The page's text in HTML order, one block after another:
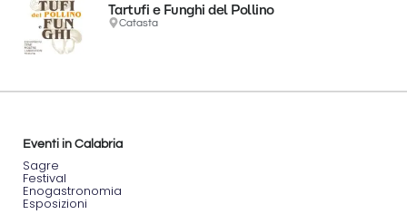
Tartufi e Funghi del Pollino
Catasta
Eventi in Calabria
Sagre
Festival
Enogastronomia
Esposizioni